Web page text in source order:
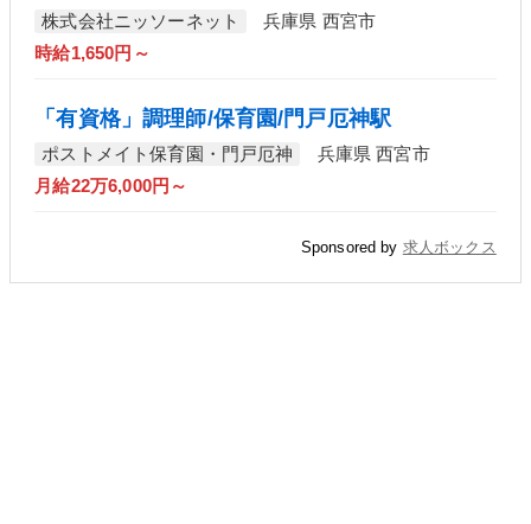
株式会社ニッソーネット
兵庫県 西宮市
時給1,650円～
「有資格」調理師/保育園/門戸厄神駅
ポストメイト保育園・門戸厄神
兵庫県 西宮市
月給22万6,000円～
Sponsored by 求人ボックス